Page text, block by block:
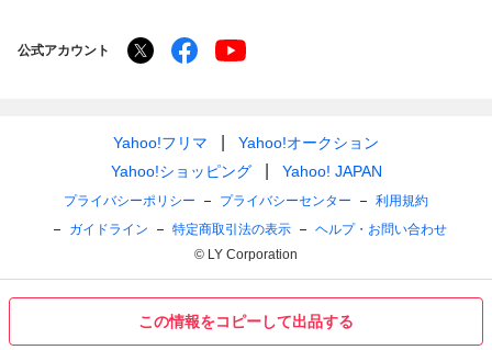
この情報をコピーして出品する
公式アカウント
Yahoo!フリマ
Yahoo!オークション
Yahoo!ショッピング
Yahoo! JAPAN
プライバシーポリシー プライバシーセンター
利用規約
ガイドライン
特定商取引法の表示
ヘルプ・お問い合わせ
© LY Corporation